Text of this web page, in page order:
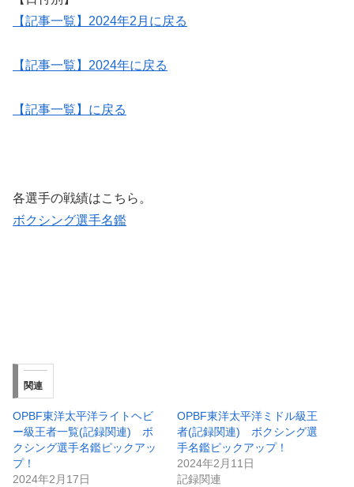
【記事一覧】2024年2月に戻る
【記事一覧】2024年に戻る
【記事一覧】に戻る
各選手の戦績はこちら。
ボクシング選手名鑑
関連
OPBF東洋太平洋ライトヘビ
ー級王者一覧(記録関連) ボ
クシング選手名鑑ピックアッ
プ！
2024年2月17日
OPBF東洋太平洋ミドル級王
者(記録関連) ボクシング選
手名鑑ピックアップ！
2024年2月11日
記録関連